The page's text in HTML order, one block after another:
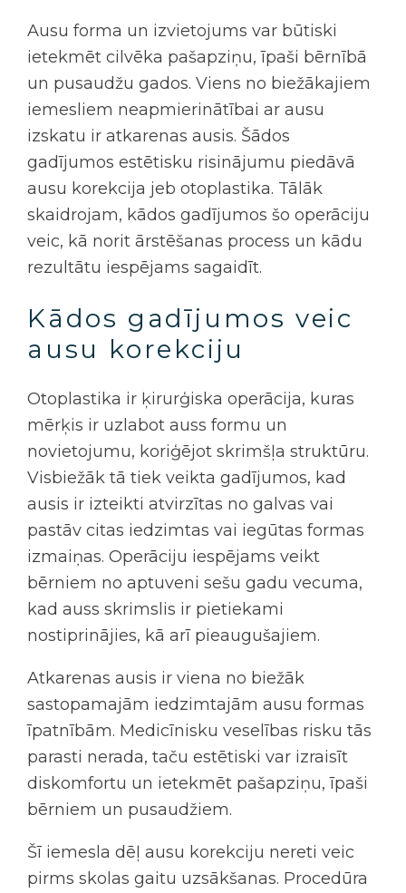
Ausu forma un izvietojums var būtiski
ietekmēt cilvēka pašapziņu, īpaši bērnībā
un pusaudžu gados. Viens no biežākajiem
iemesliem neapmierinātībai ar ausu
izskatu ir atkarenas ausis. Šādos
gadījumos estētisku risinājumu piedāvā
ausu korekcija jeb otoplastika. Tālāk
skaidrojam, kādos gadījumos šo operāciju
veic, kā norit ārstēšanas process un kādu
rezultātu iespējams sagaidīt.
Kādos gadījumos veic
ausu korekciju
Otoplastika ir ķirurģiska operācija, kuras
mērķis ir uzlabot auss formu un
novietojumu, koriģējot skrimšļa struktūru.
Visbiežāk tā tiek veikta gadījumos, kad
ausis ir izteikti atvirzītas no galvas vai
pastāv citas iedzimtas vai iegūtas formas
izmaiņas. Operāciju iespējams veikt
bērniem no aptuveni sešu gadu vecuma,
kad auss skrimslis ir pietiekami
nostiprinājies, kā arī pieaugušajiem.
Atkarenas ausis ir viena no biežāk
sastopamajām iedzimtajām ausu formas
īpatnībām. Medicīnisku veselības risku tās
parasti nerada, taču estētiski var izraisīt
diskomfortu un ietekmēt pašapziņu, īpaši
bērniem un pusaudžiem.
Šī iemesla dēļ ausu korekciju nereti veic
pirms skolas gaitu uzsākšanas. Procedūra